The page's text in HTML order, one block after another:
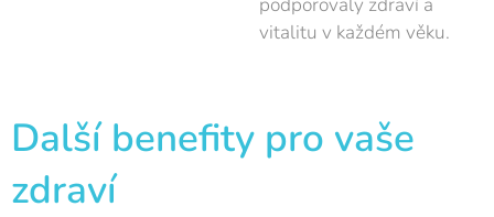
vitalitu v každém věku.
Další benefity pro vaše
zdraví